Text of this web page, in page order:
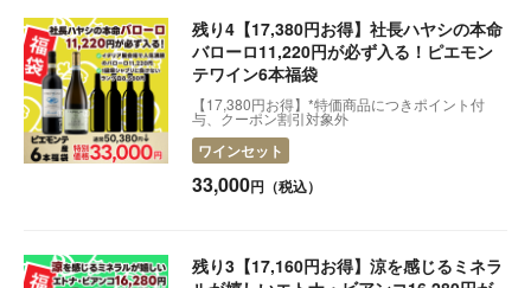
2025.08.20 【実録】井手塾-プロの評価は？
2025.07.30 新しい定期コース「井手塾」を発表します。
2025.07.19 【お詫び】エラー表示の解消
2025.07.01 【最大30％オフ】夏の福袋・お得セット販売開始
2025.04.24
飲まなきゃ損！あの白ワイン入荷です|カステル・ユヴ
残り4【17,380円お得】社長ハヤシの本命
バローロ11,220円が必ず入る！ピエモン
テワイン6本福袋
【17,380円お得】*特価商品につきポイント付
与、クーポン割引対象外
ワインセット
33,000円（税込）
残り3【17,160円お得】涼を感じるミネラ